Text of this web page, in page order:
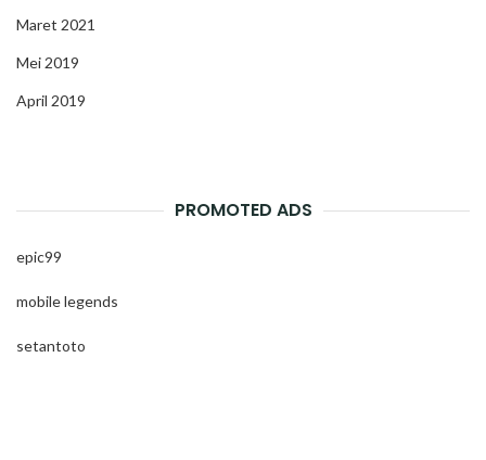
Maret 2021
Mei 2019
April 2019
PROMOTED ADS
epic99
mobile legends
setantoto